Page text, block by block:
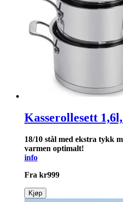
Kasserollesett
18/10 stål med ekstra tykk
varmen optimalt!
info
Fra kr999
Kjøp